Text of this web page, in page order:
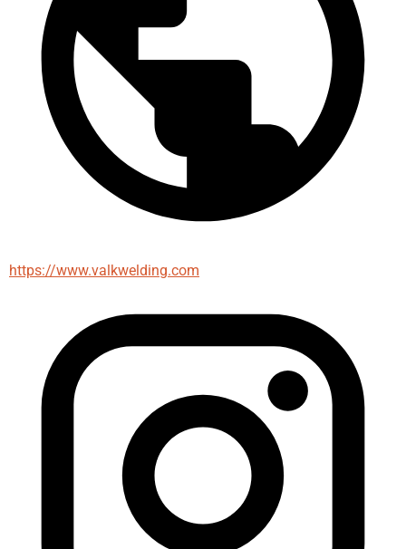
https://www.valkwelding.com